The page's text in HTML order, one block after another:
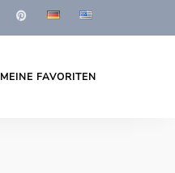
MEINE FAVORITEN